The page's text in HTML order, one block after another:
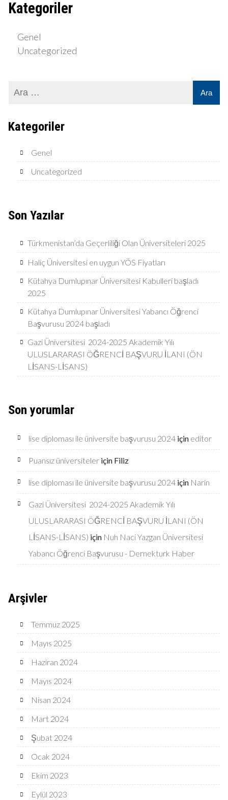
Kategoriler
Genel
Uncategorized
Kategoriler
Genel
Uncategorized
Son Yazılar
Türkmenistan’da Geçerliliği Olan Üniversiteleri 2025
Haliç Üniversitesi en uygun YÖS Fiyatları
Kütahya Dumlupınar Üniversitesi Kabulleri başladı
2025
Kütahya Dumlupınar Üniversitesi Yabancı Öğrenci
Başvurusu 2024 başladı
Gazi Üniversitesi 2024-2025 Akademik Yılı
ULUSLARARASI ÖĞRENCİ BAŞVURU İLANI (ÖN
LİSANS-LİSANS)
Son yorumlar
lise diploması ile üniversite başvurusu 2024 için editor
Puansız üniversiteler için Filiz
lise diploması ile üniversite başvurusu 2024 için Narin
Gazi Üniversitesi 2024-2025 Akademik Yılı
ULUSLARARASI ÖĞRENCİ BAŞVURU İLANI (ÖN
LİSANS-LİSANS) için Nuh Naci Yazgan Üniversitesi
Yabancı Öğrenci Başvurusu - Dernekturk Haber
Arşivler
Temmuz 2025
Mayıs 2025
Haziran 2024
Mayıs 2024
Nisan 2024
Mart 2024
Şubat 2024
Ocak 2024
Ekim 2023
Eylül 2023